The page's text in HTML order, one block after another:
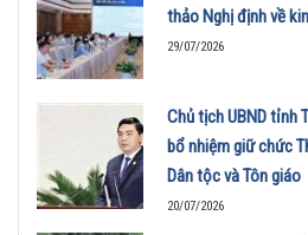
thảo Nghị định về
29/07/2026
Chủ tịch UBND tỉnh
bổ nhiệm giữ chức
Dân tộc và Tôn giáo
20/07/2026